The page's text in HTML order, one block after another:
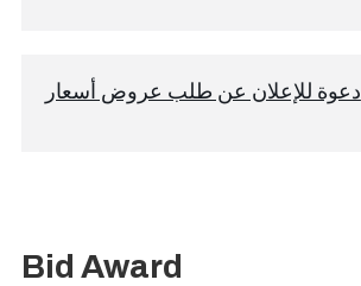
دعوة للإعلان عن طلب عروض أسعار
Bid Award